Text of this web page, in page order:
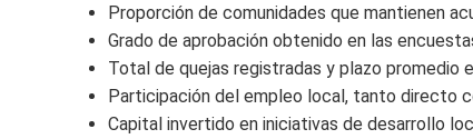
Proporción de comunidades que mantienen
Grado de aprobación obtenido en las
Total de quejas registradas y plazo promedio
Participación del empleo local, tanto directo
Capital invertido en iniciativas de desarrollo